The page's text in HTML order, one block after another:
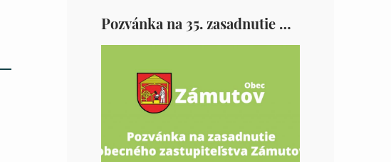
Pozvánka na 35. zasadnutie OZ v Zámutove